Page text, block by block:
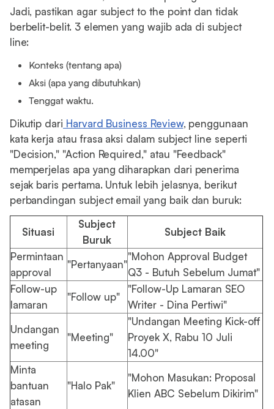
Jadi, pastikan agar subject to the point dan tidak
berbelit-belit. 3 elemen yang wajib ada di subject
line:
Konteks (tentang apa)
Aksi (apa yang dibutuhkan)
Tenggat waktu.
Dikutip dari Harvard Business Review, penggunaan
kata kerja atau frasa aksi dalam subject line seperti
"Decision," "Action Required," atau "Feedback"
memperjelas apa yang diharapkan dari penerima
sejak baris pertama. Untuk lebih jelasnya, berikut
perbandingan subject email yang baik dan buruk:
Situasi
Subject
Buruk
Subject Baik
Permintaan
approval
"Pertanyaan"
"Mohon Approval Budget
Q3 - Butuh Sebelum Jumat"
Follow-up
lamaran
"Follow up"
"Follow-Up Lamaran SEO
Writer - Dina Pertiwi"
Undangan
meeting
"Meeting"
"Undangan Meeting Kick-off
Proyek X, Rabu 10 Juli
14.00"
Minta
bantuan
atasan
"Halo Pak"
"Mohon Masukan: Proposal
Klien ABC Sebelum Dikirim"